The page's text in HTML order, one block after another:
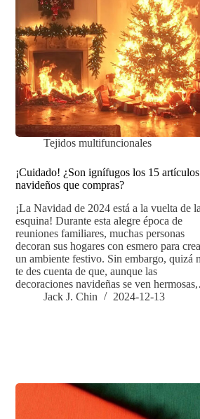
Tejidos multifuncionales
¡Cuidado! ¿Son ignífugos los 15 artículos
navideños que compras?
¡La Navidad de 2024 está a la vuelta de
esquina! Durante esta alegre época de
reuniones familiares, muchas personas
decoran sus hogares con esmero para
un ambiente festivo. Sin embargo, quizá
te des cuenta de que, aunque las
decoraciones navideñas se ven
Jack J. Chin
2024-12-13